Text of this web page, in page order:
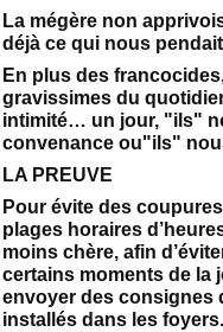
La mégère non
déjà ce qui nous
En plus des
gravissimes du
intimité… un jour, "ils"
convenance ou"ils"
LA PREUVE
Pour évite des
plages horaires
moins chère, afin
certains moments de la
envoyer des consignes
installés dans les foyers.